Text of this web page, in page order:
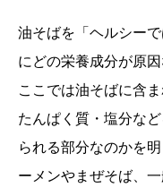
油そばを「ヘルシー
にどの栄養成分が原
ここでは油そばに含
たんぱく質・塩分な
られる部分なのかを
ーメンやまぜそば、